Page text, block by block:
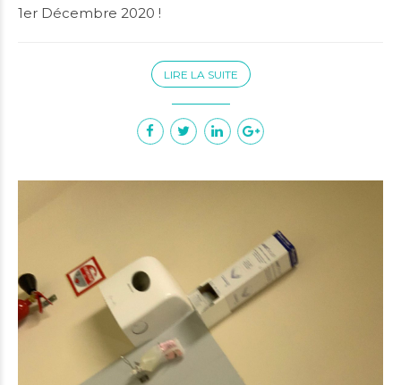
1er Décembre 2020 !
LIRE LA SUITE